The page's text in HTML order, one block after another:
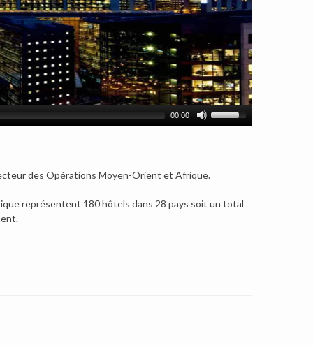
00:00
des Opérations Moyen-Orient et Afrique.
représentent 180 hôtels dans 28 pays soit un total